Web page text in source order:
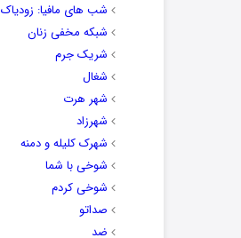
شب های مافیا: زودیاک
شبکه مخفی زنان
شریک جرم
شغال
شهر هرت
شهرزاد
شهرک کلیله و دمنه
شوخی با شما
شوخی کردم
صداتو
ضد